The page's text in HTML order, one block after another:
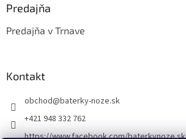
Predajňa
Predajňa v Trnave
Kontakt
obchod@baterky-noze.sk
+421 948 332 762
https://www.facebook.com/baterkynoze.sk